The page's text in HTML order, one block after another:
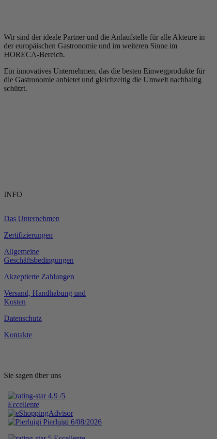
Wir sind der ideale Partner und die Anlaufstelle für alle Akteure in
der europäischen Gastronomie und im weiteren Sinne im
HORECA-Bereich.
Ein innovatives Unternehmen, das die besten Einwegprodukte für
die Gastronomie anbietet und gleichzeitig die Umwelt nachhaltig
schützt.
INFO
Das Unternehmen
Zertifizierungen
Allgemeine
Geschäftsbedingungen
Akzeptierte Zahlungen
Versand, Handhabung und
Kosten
Datenschutz
Kontakte
Sie sagen über uns